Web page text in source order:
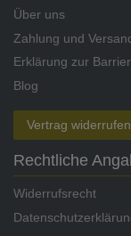
Über uns
Zahlung und
Erklärung zur
Blog
Vertrag widerrufen
Rechtliche
Widerrufsrecht